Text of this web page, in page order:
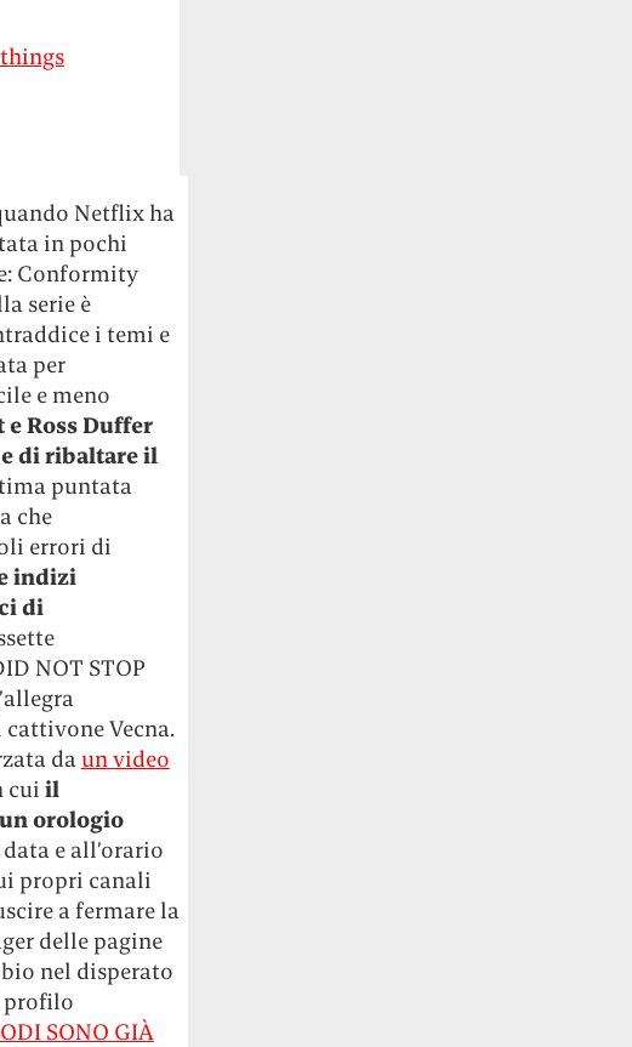
Netflix ha
in pochi
Conformity
serie è
i temi e
per
e meno
Ross Duffer
di ribaltare il
puntata
che
errori di
indizi
di
NOT STOP
Vecna.
da un video
cui il
orologio
e all’orario
propri canali
a fermare la
delle pagine
nel disperato
profilo
SONO GIÀ